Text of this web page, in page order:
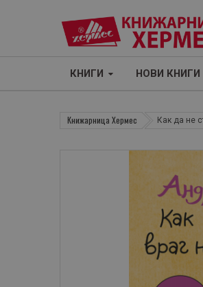
КНИГИ НОВИ КНИГИ
Книжарница Хермес Как да не